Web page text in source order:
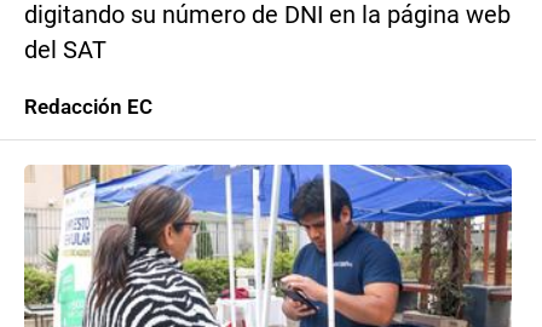
digitando su número de DNI en la página web
del SAT
Redacción EC